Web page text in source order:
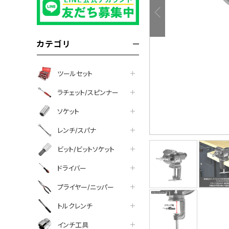
カテゴリ
ツールセット
ラチェット/スピンナー
ソケット
レンチ/スパナ
ビット/ビットソケット
ドライバー
プライヤー/ニッパー
トルクレンチ
インチ工具
facebook
line